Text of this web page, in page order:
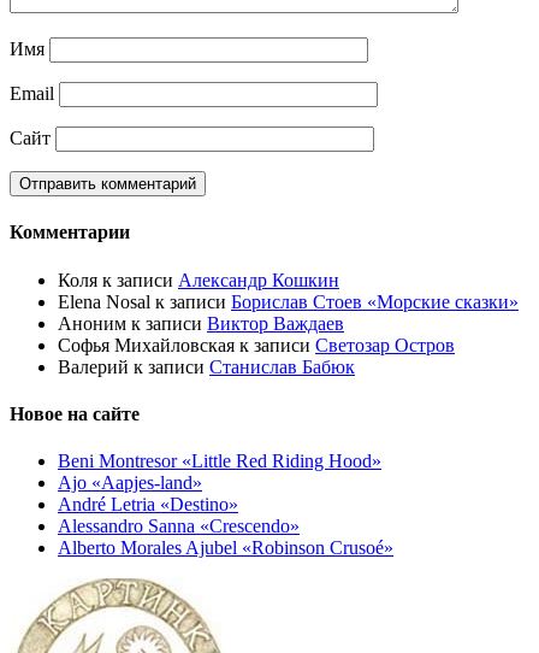
Имя
Email
Сайт
Комментарии
Коля к записи Александр Кошкин
Elena Nosal к записи Борислав Стоев «Морские сказки»
Аноним к записи Виктор Важдаев
Софья Михайловская к записи Светозар Остров
Валерий к записи Станислав Бабюк
Новое на сайте
Beni Montresor «Little Red Riding Hood»
Ajo «Aapjes-land»
André Letria «Destino»
Alessandro Sanna «Crescendo»
Alberto Morales Ajubel «Robinson Crusoé»